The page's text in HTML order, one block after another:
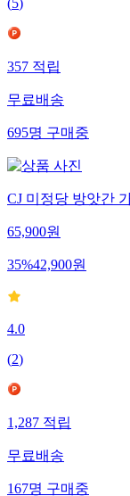
(5)
357적립
무료배송
695명구매중
CJ 미정당 방앗간
65,900원
35%42,900원
4.0
(2)
1,287적립
무료배송